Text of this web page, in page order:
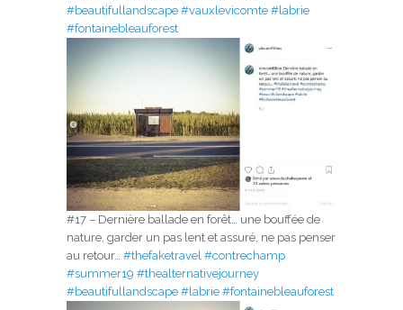
#beautifullandscape #vauxlevicomte #labrie
#fontainebleauforest
#17 – Dernière ballade en forêt… une bouffée de
nature, garder un pas lent et assuré, ne pas penser
au retour… #thefaketravel #contrechamp
#summer19 #thealternativejourney
#beautifullandscape #labrie #fontainebleauforest